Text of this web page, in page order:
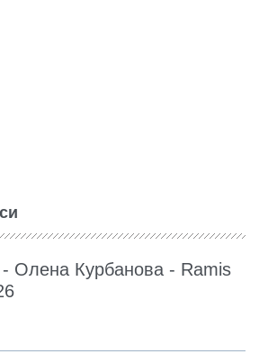
Олена Курбанова - Ramis